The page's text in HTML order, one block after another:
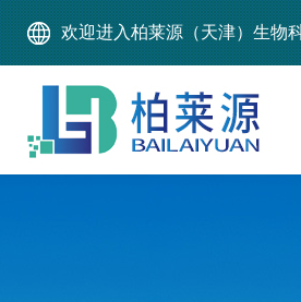
欢迎进入柏莱源（天津）生物